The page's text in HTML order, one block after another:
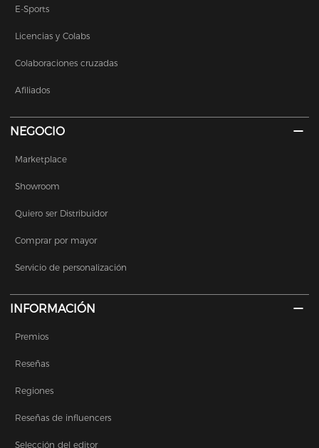
E-Sports
Licencias y Colabs
Colaboraciones cruzadas
Afiliados
NEGOCIO
Marketplace
Showroom
Quiero ser Distribuidor
Comprar por mayor
Servicio de personalización
INFORMACIÓN
Premios
Reseñas
Regiones
Reseñas de influencers
Selección del editor